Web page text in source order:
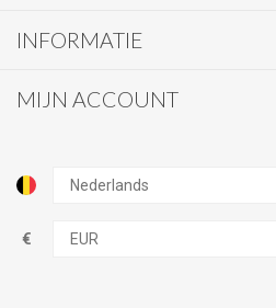
INFORMATIE
MIJN ACCOUNT
€